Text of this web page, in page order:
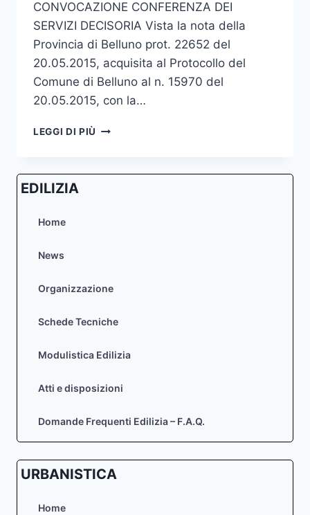
CONVOCAZIONE CONFERENZA DEI
SERVIZI DECISORIA Vista la nota della
Provincia di Belluno prot. 22652 del
20.05.2015, acquisita al Protocollo del
Comune di Belluno al n. 15970 del
20.05.2015, con la…
LEGGI DI PIÙ PROGETTO
LUNGO
SERVIZI
EDILIZIA
Home
News
Organizzazione
Schede Tecniche
Modulistica Edilizia
Atti e disposizioni
Domande Frequenti Edilizia – F.A.Q.
URBANISTICA
Home